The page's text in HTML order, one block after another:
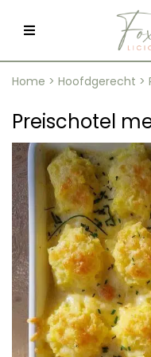
kleding
Home > Hoofdgerecht >
Preischotel